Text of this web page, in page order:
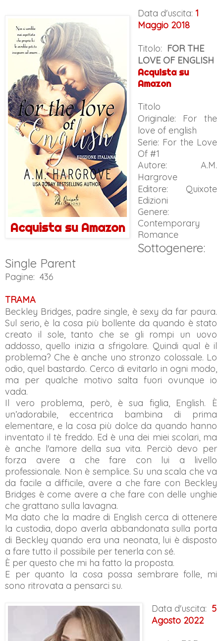
Acquista su Amazon
Data d'uscita: 1
Maggio 2018
Titolo: FOR THE
LOVE OF ENGLISH
Acquista su
Amazon
Titolo
Originale: For the
love of english
Serie: For the Love
Of #1
Autore: A.M.
Hargrove
Editore: Quixote
Edizioni
Genere:
Contemporary
Romance
Sottogenere:
Single Parent
Pagine: 436
TRAMA
Beckley Bridges, padre single, è sexy da far paura.
Sul serio, è la cosa più bollente da quando è stato
creato il sole, tanto che se gli rompi un uovo
addosso, quello inizia a sfrigolare. Quindi qual è il
problema? Che è anche uno stronzo colossale. Lo
odio, quel bastardo. Cerco di evitarlo in ogni modo,
ma per qualche motivo salta fuori ovunque io
vada.
Il vero problema, però, è sua figlia, English. È
un’adorabile, eccentrica bambina di prima
elementare, e la cosa più dolce da quando hanno
inventato il tè freddo. Ed è una dei miei scolari, ma
è anche l'amore della sua vita. Perciò devo per
forza avere a che fare con lui a livello
professionale. Non è semplice. Su una scala che va
da facile a difficile, avere a che fare con Beckley
Bridges è come avere a che fare con delle unghie
che grattano sulla lavagna.
Ma dato che la madre di English cerca di ottenere
la custodia, dopo averla abbandonata sulla porta
di Beckley quando era una neonata, lui è disposto
a fare tutto il possibile per tenerla con sé.
È per questo che mi ha fatto la proposta.
E per quanto la cosa possa sembrare folle, mi
sono ritrovata a pensarci su.
Data d'uscita: 5
Agosto 2022